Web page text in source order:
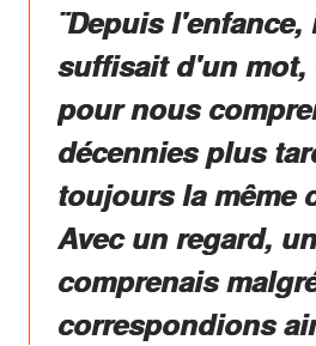
¨Depuis
suffisait d'un mot,
pour nous
décennies plus
toujours la même
Avec un regard,
comprenais
correspondions